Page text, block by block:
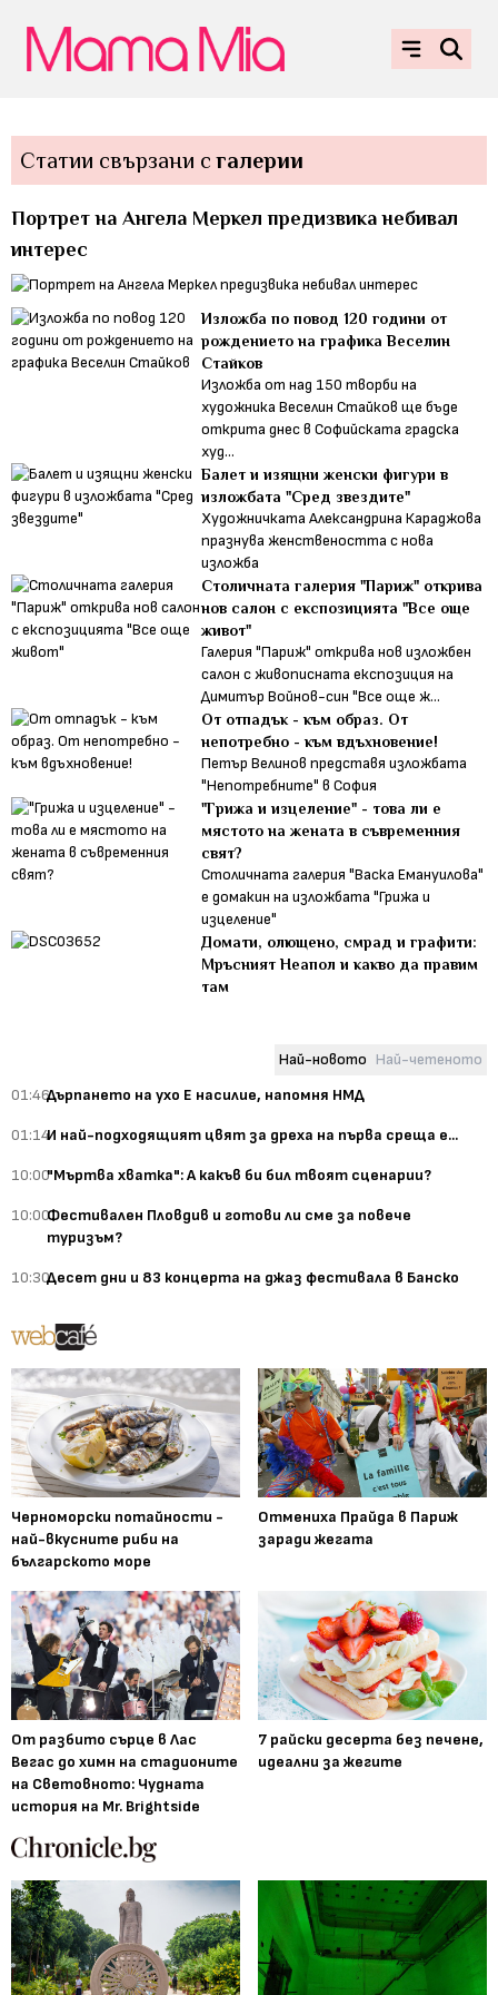
Статии свързани сгалерии
Портрет на Ангела Меркел предизвика небивал
интерес
Изложба по повод 120 години от
рождението на графика Веселин
Стайков
Изложба от над 150 творби на
художника Веселин Стайков ще бъде
открита днес в Софийската градска
худ...
Балет и изящни женски фигури в
изложбата "Сред звездите"
Художничката Александрина Караджова
празнува женствеността с нова
изложба
Столичната галерия "Париж" открива
нов салон с експозицията "Все още
живот"
Галерия "Париж" открива нов изложбен
салон с живописната експозиция на
Димитър Войнов-син "Все още ж...
От отпадък - към образ. Oт
непотребно - към вдъхновение!
Петър Велинов представя изложбата
"Непотребните" в София
"Грижа и изцеление" - това ли е
мястото на жената в съвременния
свят?
Столичната галерия "Васка Емануилова"
е домакин на изложбата "Грижа и
изцеление"
Домати, олющено, смрад и графити:
Мръсният Неапол и какво да правим
там
Най-новото Най-четеното
01:46Дърпането на ухо Е насилие, напомня НМД
01:14И най-подходящият цвят за дреха на първа среща е...
10:00"Мъртва хватка": А какъв би бил твоят сценарии?
10:00Фестивален Пловдив и готови ли сме за повече
туризъм?
10:30Десет дни и 83 концерта на джаз фестивала в Банско
Черноморски потайности -
най-вкусните риби на
българското море
Отмениха Прайда в Париж
заради жегата
От разбито сърце в Лас
Вегас до химн на стадионите
на Световното: Чудната
история на Mr. Brightside
7 райски десерта без печене,
идеални за жегите